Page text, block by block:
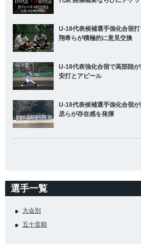
U-18代表候補選手強化合宿
翔希らが積極的に意見交換
U-18代表強化合宿で高部陸
安打とアピール
U-18代表候補選手強化合宿
丞らが存在感を発揮
選手一覧
大会別
五十音順